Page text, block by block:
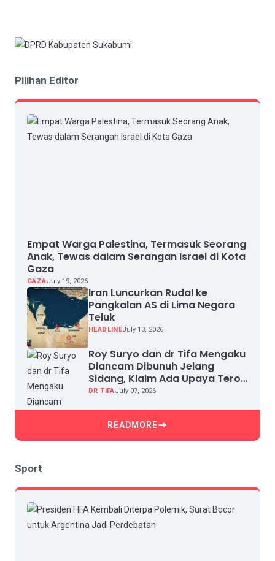
Pilihan Editor
Empat Warga Palestina, Termasuk Seorang
Anak, Tewas dalam Serangan Israel di Kota
Gaza
GAZAJuly 19, 2026
Iran Luncurkan Rudal ke
Pangkalan AS di Lima Negara
Teluk
HEADLINEJuly 13, 2026
Roy Suryo dan dr Tifa Mengaku
Diancam Dibunuh Jelang
Sidang, Klaim Ada Upaya Teror
dan Intimidasi
DR TIFAJuly 07, 2026
READMORE
Sport